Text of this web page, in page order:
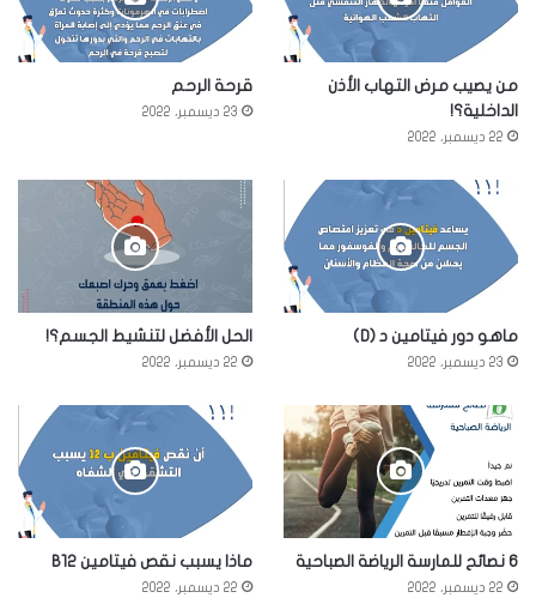
من يصيب مرض التهاب الأذن
الداخلية؟!
22 ديسمبر، 2022
قرحة الرحم
23 ديسمبر، 2022
ماهو دور فيتامين د (D)
23 ديسمبر، 2022
الحل الأفضل لتنشيط الجسم؟!
22 ديسمبر، 2022
6 نصائح للمارسة الرياضة الصباحية
22 ديسمبر، 2022
ماذا يسبب نقص فيتامين B12
22 ديسمبر، 2022